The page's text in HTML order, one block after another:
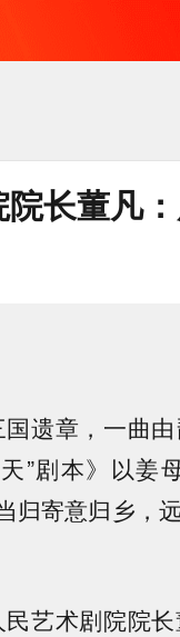
长董凡
遗章，一曲
”剧本》以姜
归寄意归乡
艺术剧院院